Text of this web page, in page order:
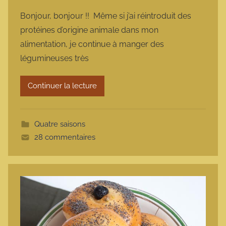
r
m
a
o
t
Bonjour, bonjour !! Même si j’ai réintroduit des
protéines d’origine animale dans mon
alimentation, je continue à manger des
légumineuses très
Continuer la lecture
Quatre saisons
28 commentaires